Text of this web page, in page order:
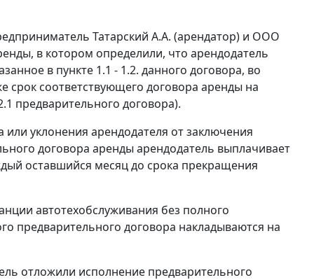
Татарский А.А. (арендатор) и ООО
в котором определили, что арендодатель
в пункте 1.1 - 1.2. данного договора, во
срок соответствующего договора аренды на
предварительного договора).
или уклонения арендодателя от заключения
договора аренды арендодатель выплачивает
оставшийся месяц до срока прекращения
автотехобслуживания без полного
предварительного договора накладываются на
отложили исполнение предварительного